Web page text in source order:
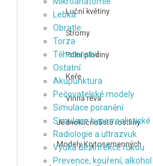
Lebka
Obratle
Torza
Těhotenství
Ostatní
Akupunktura
Pečovatelské modely
Simulace poranění
Simulace hyperrealistické
Radiologie a ultrazvuk
Výuka dezinfekce rukou
Prevence, kouření, alkohol
Luční květiny
Stromy
Polní plodiny
Keře
Vinná réva
Jednoklíčnolisté rostliny
Modely Krytosemenných